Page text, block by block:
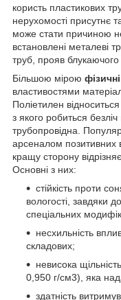
користь пластикових
нерухомості присутнє
може стати причиною
встановлені металеві
труб, прояв
Більшою мірою
властивостями
Поліетилен
з якого робиться безліч
трубопровідна.
арсеналом позитивних
кращу сторону
Основні з них:
стійкість проти
вологості, завдяки
спеціальних
несхильність
складових;
невисока
0,950 г/см3), яка
здатність